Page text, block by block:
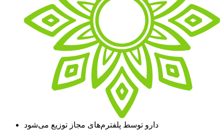
دارو توسط پلفترم‌های مجاز توزیع می‌شود